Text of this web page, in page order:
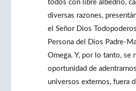
todos con libre albedrío,
diversas razones,
el Señor Dios
Persona del Dios Padre-
Omega. Y, por lo tanto, se
oportunidad de
universos externos, fuera